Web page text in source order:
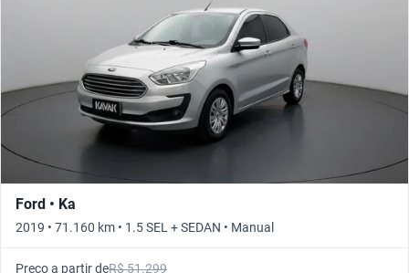
Ford • Ka
2019 • 71.160 km • 1.5 SEL + SEDAN • Manual
Preço a partir deR$ 51.299